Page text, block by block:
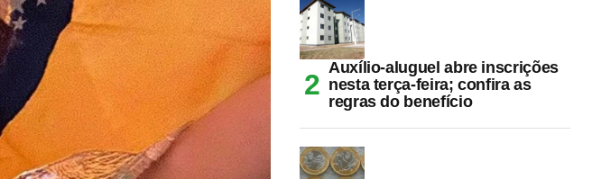
Auxílio-aluguel abre inscrições
nesta terça-feira; confira as
regras do benefício